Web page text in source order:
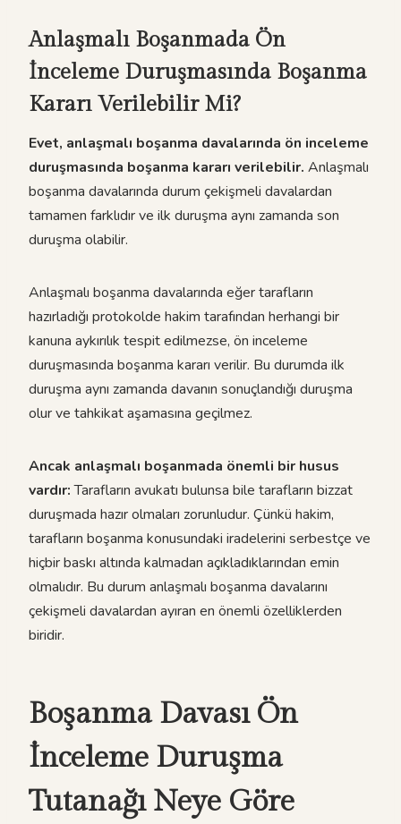
Anlaşmalı Boşanmada Ön
İnceleme Duruşmasında Boşanma
Kararı Verilebilir Mi?
Evet, anlaşmalı boşanma davalarında ön inceleme
duruşmasında boşanma kararı verilebilir. Anlaşmalı
boşanma davalarında durum çekişmeli davalardan
tamamen farklıdır ve ilk duruşma aynı zamanda son
duruşma olabilir.
Anlaşmalı boşanma davalarında eğer tarafların
hazırladığı protokolde hakim tarafından herhangi bir
kanuna aykırılık tespit edilmezse, ön inceleme
duruşmasında boşanma kararı verilir. Bu durumda ilk
duruşma aynı zamanda davanın sonuçlandığı duruşma
olur ve tahkikat aşamasına geçilmez.
Ancak anlaşmalı boşanmada önemli bir husus
vardır:Tarafların avukatı bulunsa bile tarafların bizzat
duruşmada hazır olmaları zorunludur. Çünkü hakim,
tarafların boşanma konusundaki iradelerini serbestçe ve
hiçbir baskı altında kalmadan açıkladıklarından emin
olmalıdır. Bu durum anlaşmalı boşanma davalarını
çekişmeli davalardan ayıran en önemli özelliklerden
biridir.
Boşanma Davası Ön
İnceleme Duruşma
Tutanağı Neye Göre